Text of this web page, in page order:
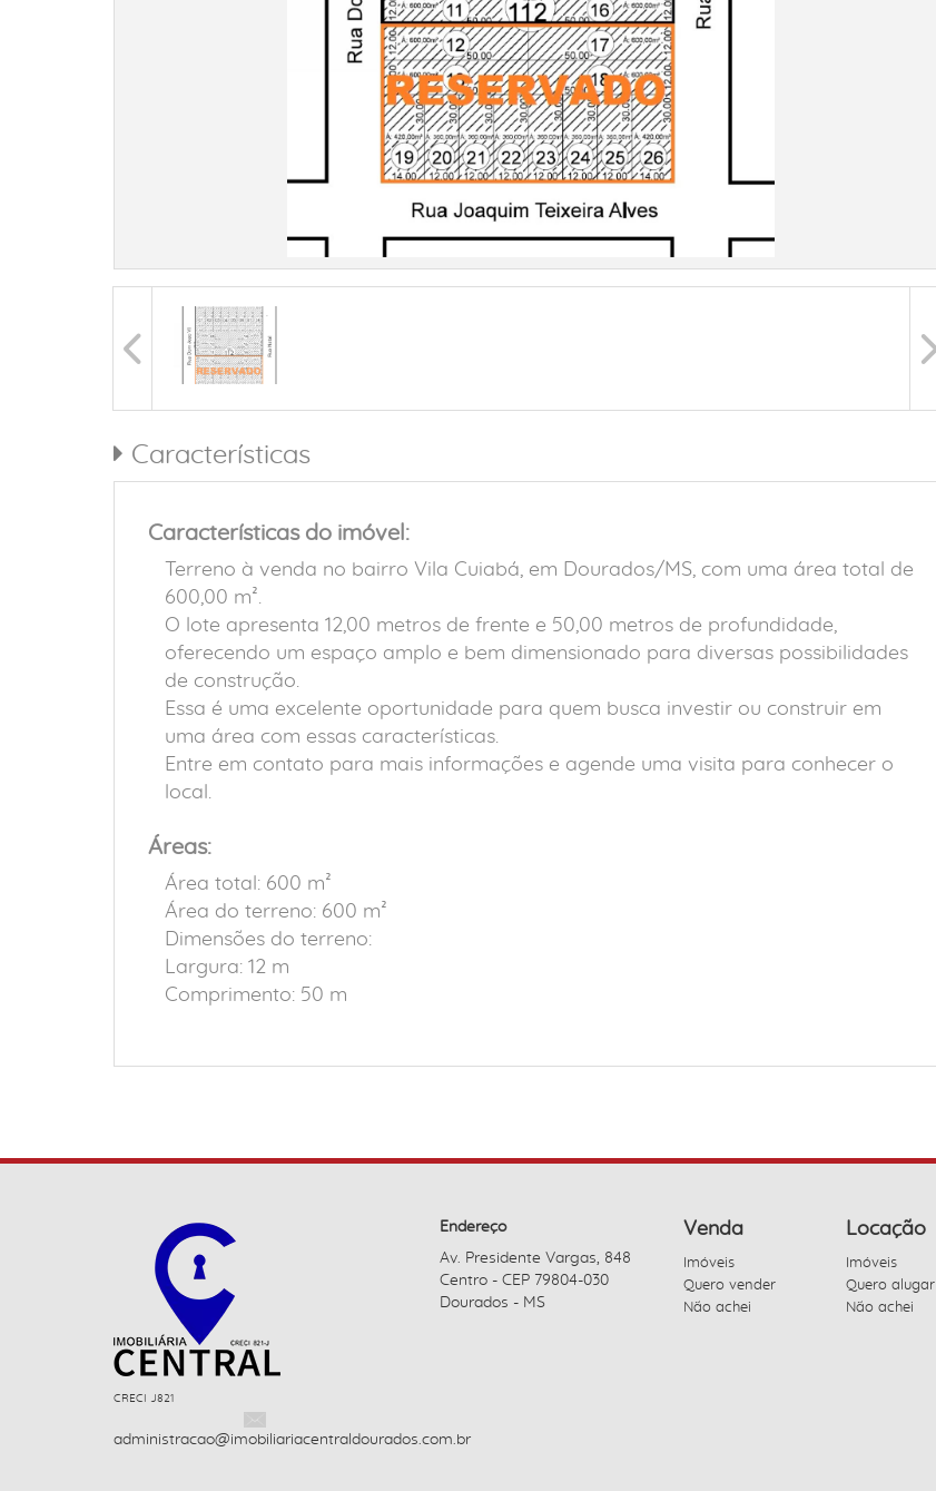
Características
Características do imóvel:
Terreno à venda no bairro Vila Cuiabá, em Dourados/MS, com uma área total de
600,00 m².
O lote apresenta 12,00 metros de frente e 50,00 metros de profundidade,
oferecendo um espaço amplo e bem dimensionado para diversas possibilidades
de construção.
Essa é uma excelente oportunidade para quem busca investir ou construir em
uma área com essas características.
Entre em contato para mais informações e agende uma visita para conhecer o
local.
Áreas:
Área total: 600 m²
Área do terreno: 600 m²
Dimensões do terreno:
Largura: 12 m
Comprimento: 50 m
CRECI J821
administracao@imobiliariacentraldourados.com.br
Endereço
Av. Presidente Vargas, 848
Centro - CEP 79804-030
Dourados - MS
Venda
Imóveis
Quero vender
Não achei
Locação
Imóveis
Quero alugar
Não achei